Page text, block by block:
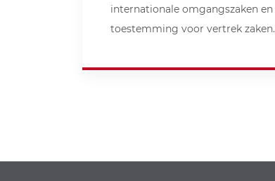
internationale omgangszaken en
toestemming voor vertrek zaken.